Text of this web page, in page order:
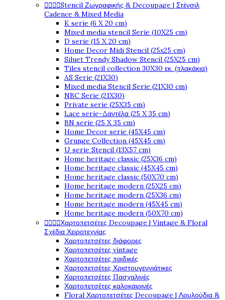
Stencil Ζωγραφικής & Decoupage | Στένσιλ
Cadence & Mixed Media
K serie (6 X 20 cm)
Mixed media stencil Serie (10X25 cm)
D serie (15 X 20 cm)
Home Decor Midi Stencil (25x25 cm)
Siluet Trendy Shadow Stencil (25X25 cm)
Tiles stencil collection 30X30 εκ. (πλακάκια)
AS Serie (21X30)
Mixed media Stencil Serie (21X30 cm)
NBC Serie (21X30)
Private serie (25X35 cm)
Lace serie-Δαντέλα (25 X 35 cm)
BN serie (25 X 35 cm)
Home Decor serie (45X45 cm)
Grunge Collection (45X45 cm)
U serie Stencil (13X57 cm)
Home heritage classic (25X36 cm)
Home heritage classic (45X45 cm)
Home heritage classic (50X70 cm)
Home heritage modern (25X25 cm)
Home heritage modern (25X36 cm)
Home heritage modern (45X45 cm)
Home heritage modern (50X70 cm)
Χαρτοπετσέτες Decoupage | Vintage & Floral
Σχέδια Χειροτεχνίας
Χαρτοπετσέτες διάφορες
Χαρτοπετσέτες vintage
Χαρτοπετσέτες παιδικές
Χαρτοπετσέτες Χριστουγεννιάτικες
Χαρτοπετσέτες Πασχαλινές
Χαρτοπετσέτες καλοκαιρινές
Floral Χαρτοπετσέτες Decoupage | Λουλούδια &